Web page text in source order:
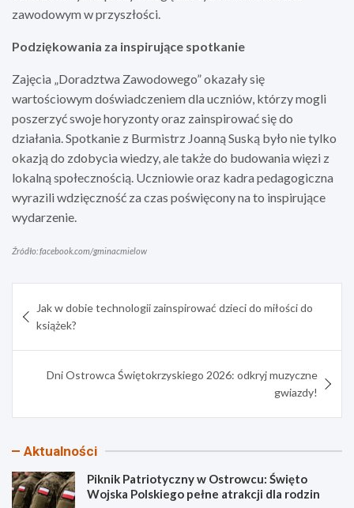
zawodowym w przyszłości.
Podziękowania za inspirujące spotkanie
Zajęcia „Doradztwa Zawodowego” okazały się
wartościowym doświadczeniem dla uczniów, którzy mogli
poszerzyć swoje horyzonty oraz zainspirować się do
działania. Spotkanie z Burmistrz Joanną Suską było nie tylko
okazją do zdobycia wiedzy, ale także do budowania więzi z
lokalną społecznością. Uczniowie oraz kadra pedagogiczna
wyrazili wdzięczność za czas poświęcony na to inspirujące
wydarzenie.
Źródło: facebook.com/gminacmielow
wpisu
Jak w dobie technologii zainspirować dzieci do miłości do
książek?
Dni Ostrowca Świętokrzyskiego 2026: odkryj muzyczne
gwiazdy!
Aktualności
Piknik Patriotyczny w Ostrowcu: Święto
Wojska Polskiego pełne atrakcji dla rodzin